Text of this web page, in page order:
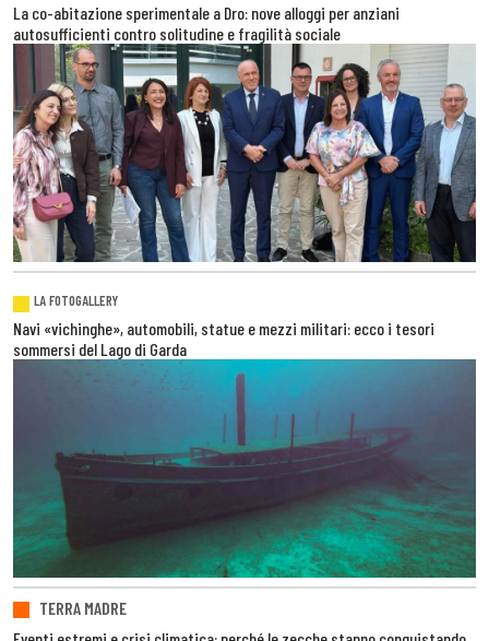
La co-abitazione sperimentale a Dro: nove alloggi per anziani
autosufficienti contro solitudine e fragilità sociale
LA FOTOGALLERY
Navi «vichinghe», automobili, statue e mezzi militari: ecco i tesori
sommersi del Lago di Garda
TERRA MADRE